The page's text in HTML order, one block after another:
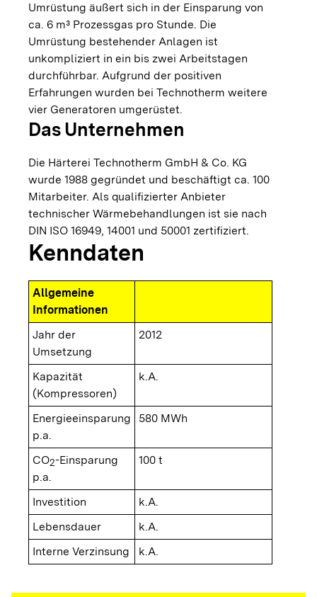
Umrüstung äußert sich in der Einsparung von
ca. 6 m³ Prozessgas pro Stunde. Die
Umrüstung bestehender Anlagen ist
unkompliziert in ein bis zwei Arbeitstagen
durchführbar. Aufgrund der positiven
Erfahrungen wurden bei Technotherm weitere
vier Generatoren umgerüstet.
Das Unternehmen
Die Härterei Technotherm GmbH & Co. KG
wurde 1988 gegründet und beschäftigt ca. 100
Mitarbeiter. Als qualifizierter Anbieter
technischer Wärmebehandlungen ist sie nach
DIN ISO 16949, 14001 und 50001 zertifiziert.
Kenndaten
Allgemeine
Informationen
Jahr der
Umsetzung
2012
Kapazität
(Kompressoren)
k.A.
Energieeinsparung
p.a.
580 MWh
CO2-Einsparung
p.a.
100 t
Investition
k.A.
Lebensdauer
k.A.
Interne Verzinsung
k.A.